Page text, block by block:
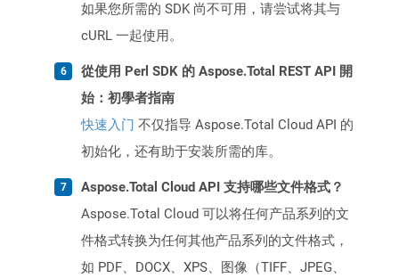
如果您所需的 SDK 尚不可用，请尝试将其与
cURL 一起使用。
從使用 Perl SDK 的 Aspose.Total REST API 開
始：初學者指南
快速入门 不仅指导 Aspose.Total Cloud API 的
初始化，还有助于安装所需的库。
Aspose.Total Cloud API 支持哪些文件格式？
Aspose.Total Cloud 可以将任何产品系列的文
件格式转换为任何其他产品系列的文件格式，
如 PDF、DOCX、XPS、图像（TIFF、JPEG、